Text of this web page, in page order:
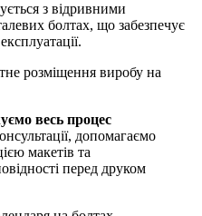
з відривними
болтах, що забезпечує
розміщення виробу на
весь процес
допомагаємо
макетів та
перед друком